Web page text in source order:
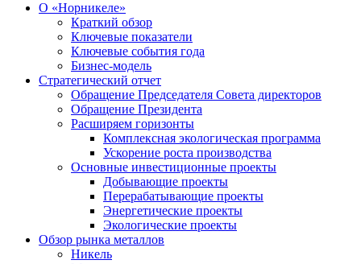
О «Норникеле»
Краткий обзор
Ключевые показатели
Ключевые события года
Бизнес-модель
Стратегический отчет
Обращение Председателя Совета директоров
Обращение Президента
Расширяем горизонты
Комплексная экологическая программа
Ускорение роста производства
Основные инвестиционные проекты
Добывающие проекты
Перерабатывающие проекты
Энергетические проекты
Экологические проекты
Обзор рынка металлов
Никель